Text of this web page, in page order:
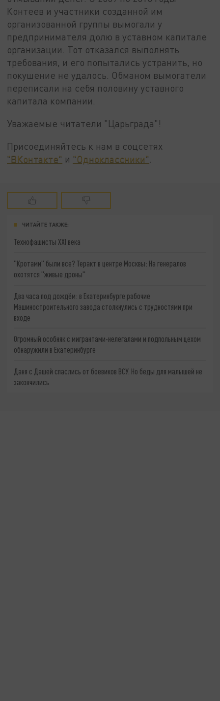
Контеев и участники созданной им
организованной группы вымогали у
предпринимателя долю в уставном капитале
организации. Тот отказался выполнять
требования, и его попытались устранить, но
покушение не удалось. Обманом вымогатели
переписали на себя половину уставного
капитала компании.
Уважаемые читатели "Царьграда"!
Присоединяйтесь к нам в соцсетях
"ВКонтакте" и "Одноклассники"
ЧИТАЙТЕ ТАКЖЕ:
Технофашисты XXI века
"Кротами" были все? Теракт в центре Москвы: На генералов
охотятся "живые дроны"
Два часа под дождём: в Екатеринбурге рабочие
Машиностроительного завода столкнулись с трудностями при
входе
Огромный особняк с мигрантами-нелегалами и подпольным цехом
обнаружили в Екатеринбурге
Даня с Дашей спаслись от боевиков ВСУ. Но беды для малышей не
закончились